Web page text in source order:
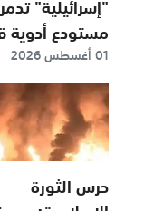
"إسرائيلية" تدمر
مستودع أدوية
مستشفى بدير
01 أغسطس 2026
حرس الثورة